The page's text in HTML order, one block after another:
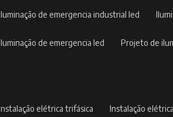
iluminação de emergencia industrial led
iluminação de emergencia led projeto de
instalação elétrica trifásica instalação